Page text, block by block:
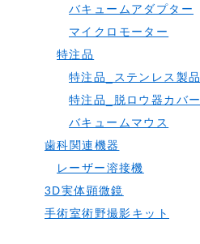
バキュームアダプター
マイクロモーター
特注品
特注品_ステンレス製品
特注品_脱ロウ器カバー
バキュームマウス
歯科関連機器
レーザー溶接機
3D実体顕微鏡
手術室術野撮影キット